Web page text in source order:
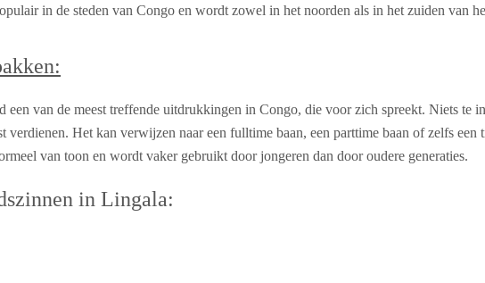
in de steden van Congo en wordt zowel in het noorden als in het zuiden van
een van de meest treffende uitdrukkingen in Congo, die voor zich spreekt. Niets te
verdienen. Het kan verwijzen naar een fulltime baan, een parttime baan of zelfs
van toon en wordt vaker gebruikt door jongeren dan door oudere generaties.
in Lingala: